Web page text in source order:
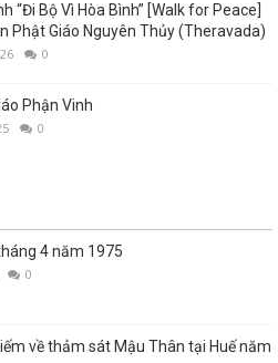
“Đi Bộ Vì Hòa Bình” [Walk for Peace]
Phật Giáo Nguyên Thủy (Theravada)
0
Phận Vinh
0
4 năm 1975
0
về thảm sát Mậu Thân tại Huế năm